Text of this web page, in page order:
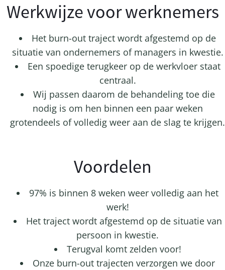
Werkwijze voor werknemers
Het burn-out traject wordt afgestemd op de
situatie van ondernemers of managers in kwestie.
Een spoedige terugkeer op de werkvloer staat
centraal.
Wij passen daarom de behandeling toe die
nodig is om hen binnen een paar weken
grotendeels of volledig weer aan de slag te krijgen.
Voordelen
97% is binnen 8 weken weer volledig aan het
werk!
Het traject wordt afgestemd op de situatie van
persoon in kwestie.
Terugval komt zelden voor!
Onze burn-out trajecten verzorgen we door